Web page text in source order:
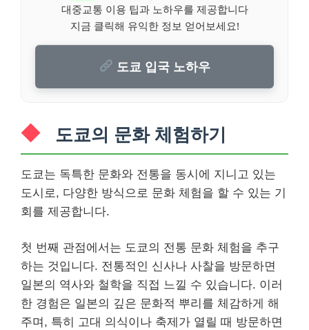
대중교통 이용 팁과 노하우를 제공합니다
지금 클릭해 유익한 정보 얻어보세요!
도쿄 입국 노하우
도쿄의 문화 체험하기
도쿄는 독특한 문화와 전통을 동시에 지니고 있는
도시로, 다양한 방식으로 문화 체험을 할 수 있는 기
회를 제공합니다.
첫 번째 관점에서는 도쿄의 전통 문화 체험을 추구
하는 것입니다. 전통적인 신사나 사찰을 방문하면
일본의 역사와 철학을 직접 느낄 수 있습니다. 이러
한 경험은 일본의 깊은 문화적 뿌리를 체감하게 해
주며, 특히 고대 의식이나 축제가 열릴 때 방문하면